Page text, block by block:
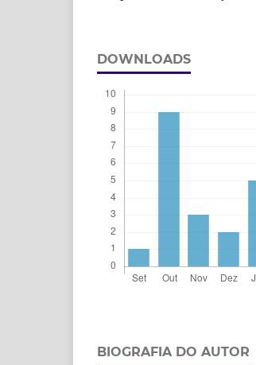
DOWNLOADS
BIOGRAFIA DO AUTOR